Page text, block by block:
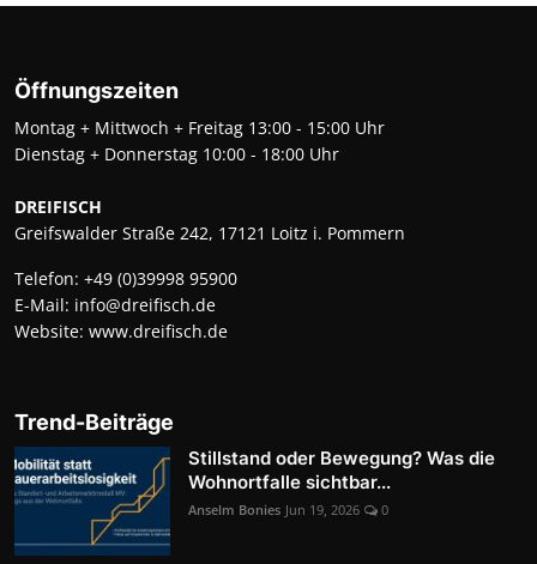
Öffnungszeiten
Montag + Mittwoch + Freitag 13:00 - 15:00 Uhr
Dienstag + Donnerstag 10:00 - 18:00 Uhr
DREIFISCH
Greifswalder Straße 242, 17121 Loitz i. Pommern
Telefon: +49 (0)39998 95900
E-Mail: info@dreifisch.de
Website: www.dreifisch.de
Trend-Beiträge
Stillstand oder Bewegung? Was die
Wohnortfalle sichtbar...
Anselm Bonies Jun 19, 2026 0